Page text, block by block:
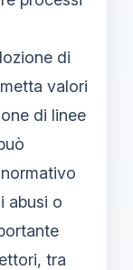
di
valori
di linee
abusi o
tra